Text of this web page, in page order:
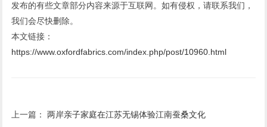
发布的有些文章部分内容来源于互联网。如有侵权，请联系我们，
我们会尽快删除。
本文链接：
https://www.oxfordfabrics.com/index.php/post/10960.html
上一篇：两岸亲子家庭在江苏无锡体验江南蚕桑文化